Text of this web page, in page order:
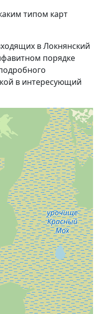
типом карт
в Локнянский
порядке
в интересующий